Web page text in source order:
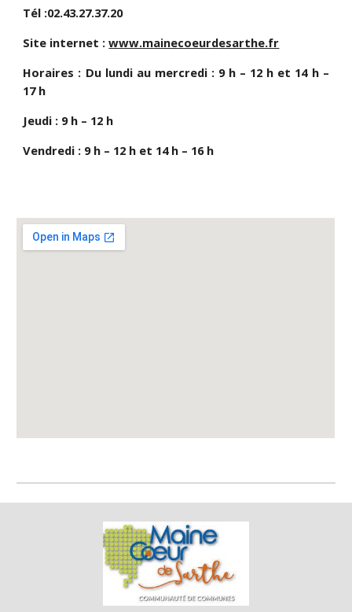
Tél :02.43.27.37.20
Site internet :www.mainecoeurdesarthe.fr
Horaires : Du lundi au mercredi : 9 h – 12 h et 14 h –
17 h
Jeudi : 9 h – 12 h
Vendredi : 9 h – 12 h et 14 h – 16 h